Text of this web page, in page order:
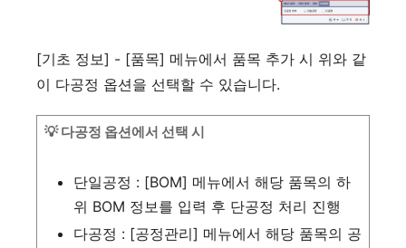
[기초 정보] - [품목] 메뉴에서 품목 추가 시 위와 같
이 다공정 옵션을 선택할 수 있습니다.
💡 다공정 옵션에서 선택 시
단일공정 : [BOM] 메뉴에서 해당 품목의 하
위 BOM 정보를 입력 후 단공정 처리 진행
다공정 : [공정관리] 메뉴에서 해당 품목의 공